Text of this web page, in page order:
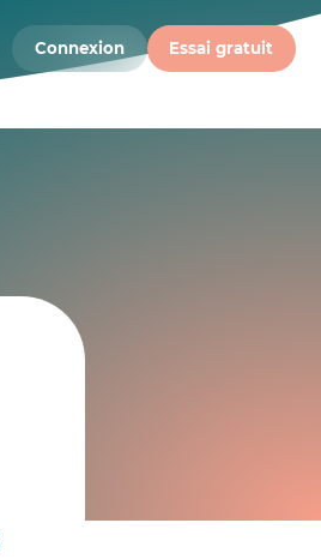
Connexion Essai gratuit